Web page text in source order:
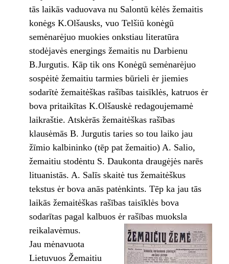
tās laikās vaduovava nu Salontū kėlės žemaitis
konėgs K.Olšausks, vuo Telšiū konėgū
semėnarėjuo muokies onkstiau literatūra
stodėjavės energings žemaitis nu Darbienu
B.Jurgutis. Kāp tik ons Konėgū semėnarėjuo
sospėitė žemaitiu tarmies būrieli ėr jiemies
sodarītė žemaitėškas rašības taisīklės, katruos ėr
bova pritaikītas K.Olšauskė redagoujemamė
laikraštie. Atskėrās žemaitėškas rašības
klausėmās B. Jurgutis taries so tou laiko jau
žīmio kalbininko (tēp pat žemaitio) A. Salio,
žemaitiu stodėntu S. Daukonta draugėjės narēs
lituanistās. A. Salīs skaitė tus žemaitėškus
tekstus ėr bova anās patėnkints. Tēp ka jau tās
laikās žemaitėškas rašības taisīklės bova
sodarītas pagal kalbuos ėr rašības muoksla
reikalavėmus.
Jau mėnavuota
Lietuvuos Žemaitiu